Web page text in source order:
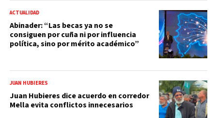
ACTUALIDAD
Abinader: “Las becas ya no se
consiguen por cuña ni por influencia
política, sino por mérito académico”
JUAN HUBIERES
Juan Hubieres dice acuerdo en corredor
Mella evita conflictos innecesarios